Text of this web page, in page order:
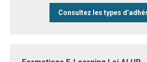
Consultez les types